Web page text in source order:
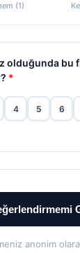
(1)
olduğunda bu
*
4 5 6
anonim